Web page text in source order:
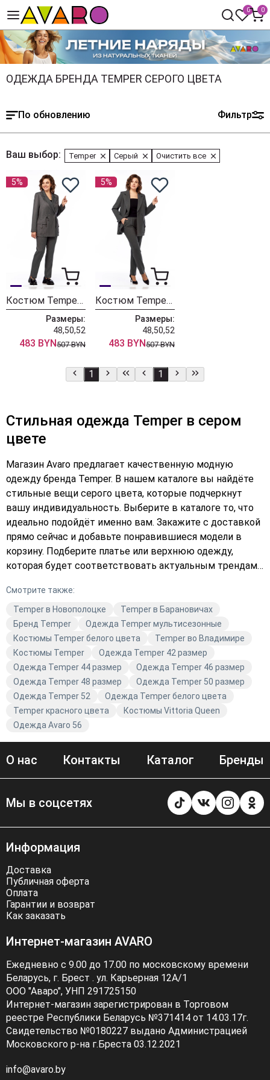
0 0
ОДЕЖДА БРЕНДА TEMPER СЕРОГО ЦВЕТА
По обновлению Фильтр
Ваш выбор: Temper Серый Очистить все
5%
Костюм Temper Т152 серый-полоска
Размеры:
48,50,52
483 BYN507 BYN
5%
Костюм Temper Т152 серый
Размеры:
48,50,52
483 BYN507 BYN
1 1
Стильная одежда Temper в сером
цвете
Магазин Avaro предлагает качественную модную
одежду бренда Temper. В нашем каталоге вы найдёте
стильные вещи серого цвета, которые подчеркнут
вашу индивидуальность. Выберите в каталоге то, что
идеально подойдёт именно вам. Закажите с доставкой
прямо сейчас и добавьте понравившиеся модели в
корзину. Подберите платье или верхнюю одежду,
которая будет соответствовать актуальным трендам
Смотрите также:
Temper в Новополоцке
Temper в Барановичах
Бренд Temper
Одежда Temper мультисезонные
Костюмы Temper белого цвета
Temper во Владимире
Костюмы Temper
Одежда Temper 42 размер
Одежда Temper 44 размер
Одежда Temper 46 размер
Одежда Temper 48 размер
Одежда Temper 50 размер
Одежда Temper 52
Одежда Temper белого цвета
Temper красного цвета
Костюмы Vittoria Queen
Одежда Avaro 56
О нас Контакты Каталог Бренды
Мы в соцсетях
Информация
Доставка
Публичная оферта
Оплата
Гарантии и возврат
Как заказать
Интернет-магазин AVARO
Ежедневно с 9.00 до 17.00 по московскому времени
Беларусь, г. Брест . ул. Карьерная 12А/1
ООО "Аваро", УНП 291725150
Интернет-магазин зарегистрирован в Торговом
реестре Республики Беларусь №371414 от 14.03.17г.
Свидетельство №0180227 выдано Администрацией
Московского р-на г.Бреста 03.12.2021
info@avaro.by